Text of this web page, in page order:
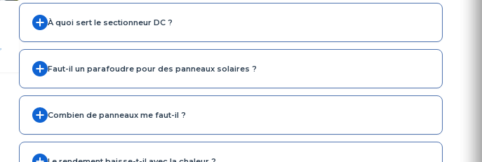
À quoi sert le sectionneur DC ?
Faut-il un parafoudre pour des panneaux solaires ?
Combien de panneaux me faut-il ?